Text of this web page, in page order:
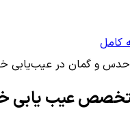
کامل
حدس و گمان در عیب‌یابی